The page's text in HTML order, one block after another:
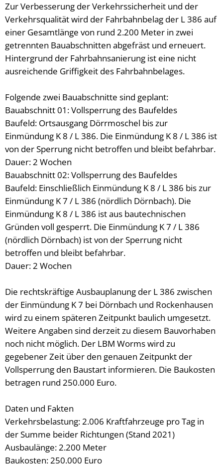
Zur Verbesserung der Verkehrssicherheit und der
Verkehrsqualität wird der Fahrbahnbelag der L 386 auf
einer Gesamtlänge von rund 2.200 Meter in zwei
getrennten Bauabschnitten abgefräst und erneuert.
Hintergrund der Fahrbahnsanierung ist eine nicht
ausreichende Griffigkeit des Fahrbahnbelages.
Folgende zwei Bauabschnitte sind geplant:
Bauabschnitt 01: Vollsperrung des Baufeldes
Baufeld: Ortsausgang Dörrmoschel bis zur
Einmündung K 8 / L 386. Die Einmündung K 8 / L 386 ist
von der Sperrung nicht betroffen und bleibt befahrbar.
Dauer: 2 Wochen
Bauabschnitt 02: Vollsperrung des Baufeldes
Baufeld: Einschließlich Einmündung K 8 / L 386 bis zur
Einmündung K 7 / L 386 (nördlich Dörnbach). Die
Einmündung K 8 / L 386 ist aus bautechnischen
Gründen voll gesperrt. Die Einmündung K 7 / L 386
(nördlich Dörnbach) ist von der Sperrung nicht
betroffen und bleibt befahrbar.
Dauer: 2 Wochen
Die rechtskräftige Ausbauplanung der L 386 zwischen
der Einmündung K 7 bei Dörnbach und Rockenhausen
wird zu einem späteren Zeitpunkt baulich umgesetzt.
Weitere Angaben sind derzeit zu diesem Bauvorhaben
noch nicht möglich. Der LBM Worms wird zu
gegebener Zeit über den genauen Zeitpunkt der
Vollsperrung den Baustart informieren. Die Baukosten
betragen rund 250.000 Euro.
Daten und Fakten
Verkehrsbelastung: 2.006 Kraftfahrzeuge pro Tag in
der Summe beider Richtungen (Stand 2021)
Ausbaulänge: 2.200 Meter
Baukosten: 250.000 Euro